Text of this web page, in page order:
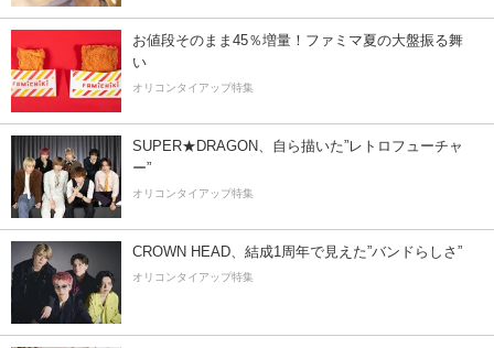
お値段そのまま45％増量！ファミマ夏の大盤振る舞
い
オリコンタイアップ特集
SUPER★DRAGON、自ら描いた”レトロフューチャ
ー”
オリコンタイアップ特集
CROWN HEAD、結成1周年で見えた”バンドらしさ”
オリコンタイアップ特集